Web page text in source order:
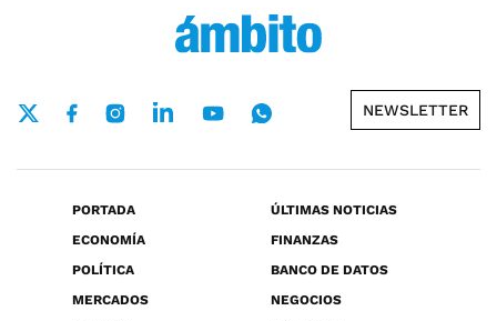
NEWSLETTER
PORTADA
ÚLTIMAS NOTICIAS
ECONOMÍA
FINANZAS
POLÍTICA
BANCO DE DATOS
MERCADOS
NEGOCIOS